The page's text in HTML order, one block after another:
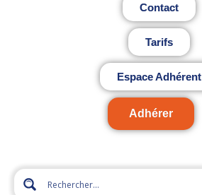
Contact
Tarifs
Espace Adhérent
Adhérer